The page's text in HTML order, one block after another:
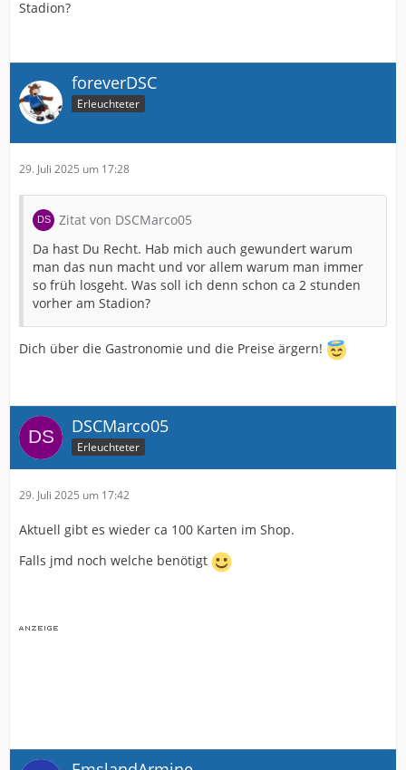
Stadion?
foreverDSC
Erleuchteter
29. Juli 2025 um 17:28
Zitat von DSCMarco05
Da hast Du Recht. Hab mich auch gewundert warum
man das nun macht und vor allem warum man immer
so früh losgeht. Was soll ich denn schon ca 2 stunden
vorher am Stadion?
Dich über die Gastronomie und die Preise ärgern!
DSCMarco05
Erleuchteter
29. Juli 2025 um 17:42
Aktuell gibt es wieder ca 100 Karten im Shop.
Falls jmd noch welche benötigt